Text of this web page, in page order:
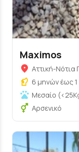
Maximos
Αττική-Νότια
6 μηνών έως 1
Μεσαίο
Αρσενικό